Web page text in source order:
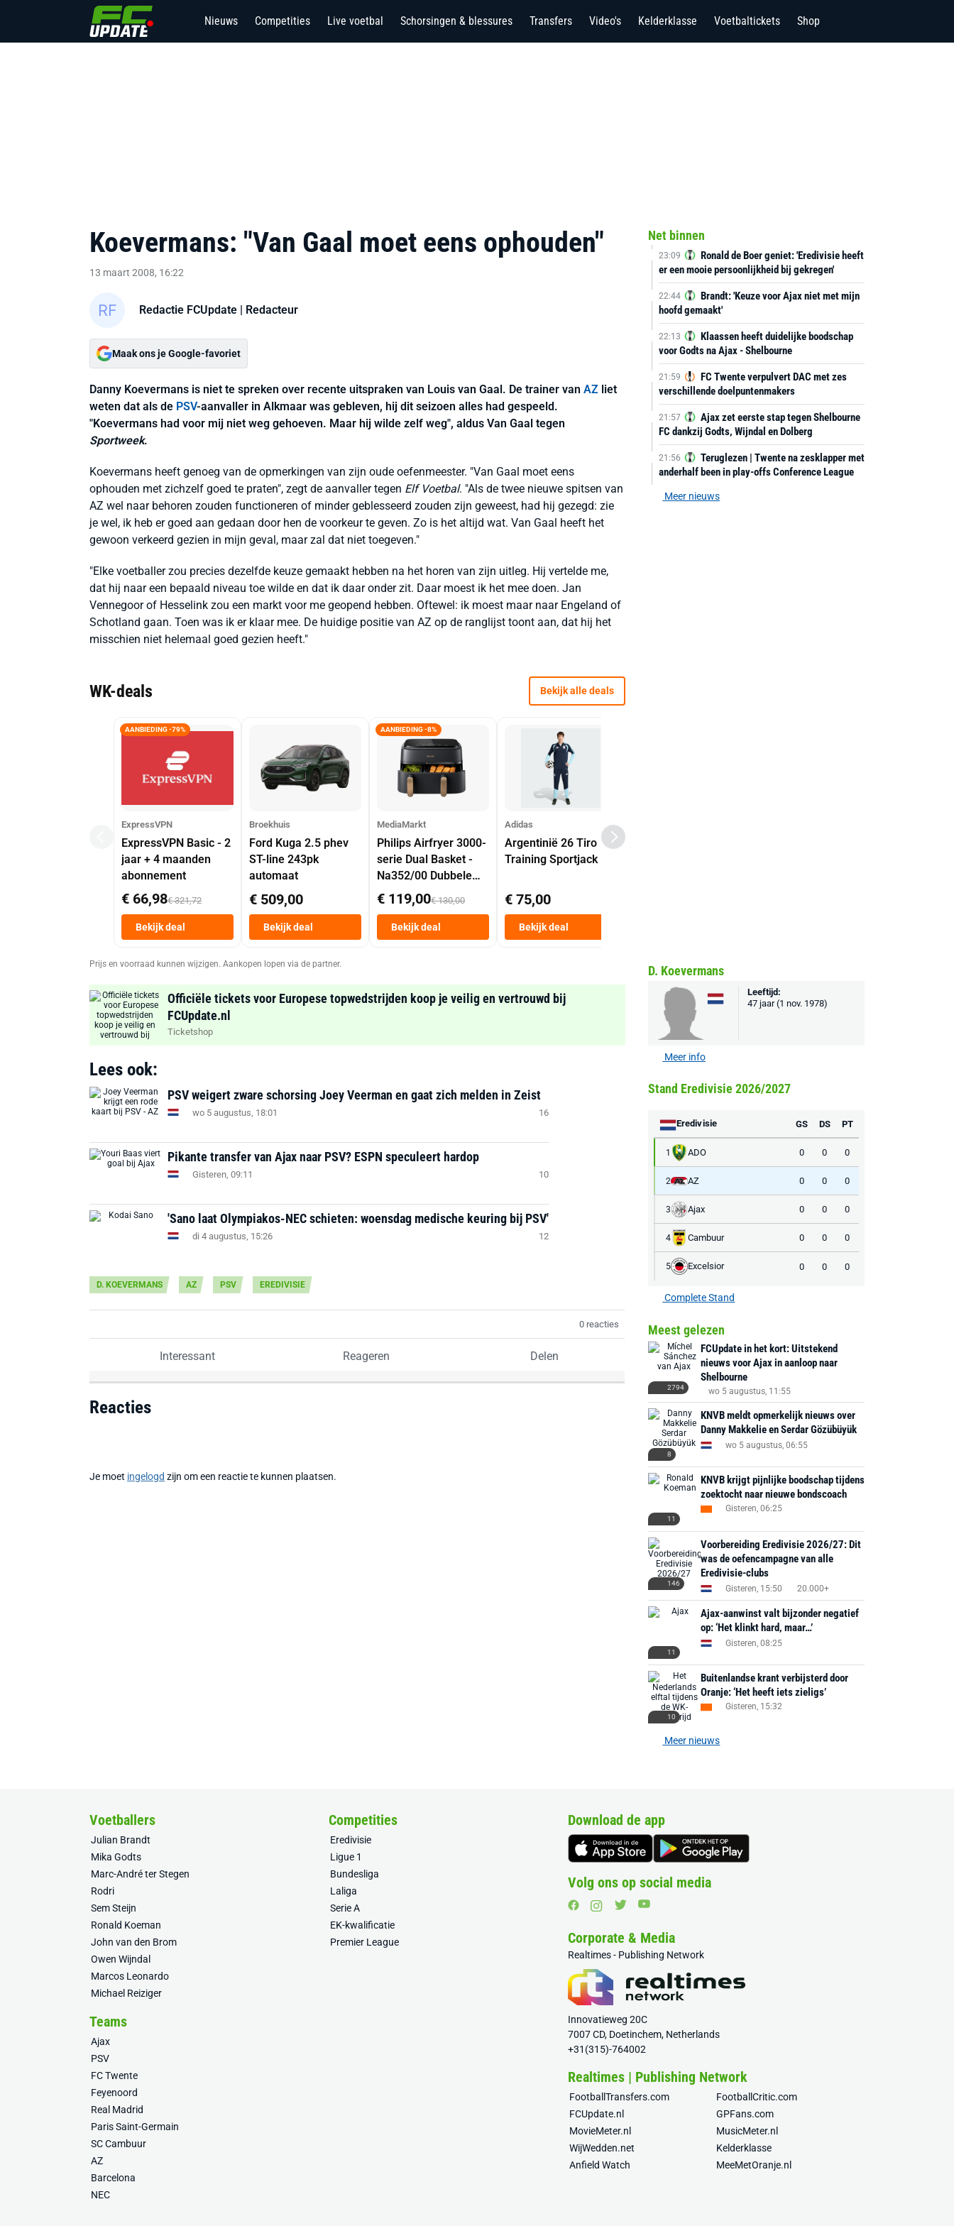
Nieuws Competities Live voetbal Schorsingen & blessures Transfers Video's Kelderklasse Voetbaltickets Shop
Koevermans: "Van Gaal moet eens ophouden"
13 maart 2008, 16:22
Redactie FCUpdate | Redacteur
Maak ons je Google-favoriet
Danny Koevermans is niet te spreken over recente uitspraken van Louis van Gaal. De trainer van AZ liet
weten dat als de PSV-aanvaller in Alkmaar was gebleven, hij dit seizoen alles had gespeeld.
"Koevermans had voor mij niet weg gehoeven. Maar hij wilde zelf weg", aldus Van Gaal tegen
Sportweek.
Koevermans heeft genoeg van de opmerkingen van zijn oude oefenmeester. "Van Gaal moet eens
ophouden met zichzelf goed te praten", zegt de aanvaller tegen Elf Voetbal. "Als de twee nieuwe spitsen van
AZ wel naar behoren zouden functioneren of minder geblesseerd zouden zijn geweest, had hij gezegd: zie
je wel, ik heb er goed aan gedaan door hen de voorkeur te geven. Zo is het altijd wat. Van Gaal heeft het
gewoon verkeerd gezien in mijn geval, maar zal dat niet toegeven."
"Elke voetballer zou precies dezelfde keuze gemaakt hebben na het horen van zijn uitleg. Hij vertelde me,
dat hij naar een bepaald niveau toe wilde en dat ik daar onder zit. Daar moest ik het mee doen. Jan
Vennegoor of Hesselink zou een markt voor me geopend hebben. Oftewel: ik moest maar naar Engeland of
Schotland gaan. Toen was ik er klaar mee. De huidige positie van AZ op de ranglijst toont aan, dat hij het
misschien niet helemaal goed gezien heeft."
WK-deals Bekijk alle deals
AANBIEDING -79%
ExpressVPN
ExpressVPN Basic - 2
jaar + 4 maanden
abonnement
€ 66,98€ 321,72
Bekijk deal
Broekhuis
Ford Kuga 2.5 phev
ST-line 243pk
automaat
€ 509,00
Bekijk deal
AANBIEDING -8%
MediaMarkt
Philips Airfryer 3000-
serie Dual Basket -
Na352/00 Dubbele
Mand 9 L Tot 6
Personen
Heteluchtfriteuse
Zwart
€ 119,00€ 130,00
Bekijk deal
Adidas
Argentinië 26 Tiro
Training Sportjack
€ 75,00
Bekijk deal
Prijs en voorraad kunnen wijzigen. Aankopen lopen via de partner.
Officiële tickets voor Europese topwedstrijden koop je veilig en vertrouwd bij
FCUpdate.nl
Ticketshop
Lees ook:
PSV weigert zware schorsing Joey Veerman en gaat zich melden in Zeist
wo 5 augustus, 18:01 16
Pikante transfer van Ajax naar PSV? ESPN speculeert hardop
Gisteren, 09:11 10
'Sano laat Olympiakos-NEC schieten: woensdag medische keuring bij PSV'
di 4 augustus, 15:26 12
D. KOEVERMANS AZ PSV EREDIVISIE
0 reacties
Interessant Reageren Delen
Reacties
Je moet ingelogd zijn om een reactie te kunnen plaatsen.
Net binnen
23:09
Ronald de Boer geniet: 'Eredivisie heeft
er een mooie persoonlijkheid bij gekregen'
22:44
Brandt: 'Keuze voor Ajax niet met mijn
hoofd gemaakt'
22:13
Klaassen heeft duidelijke boodschap
voor Godts na Ajax - Shelbourne
21:59
FC Twente verpulvert DAC met zes
verschillende doelpuntenmakers
21:57
Ajax zet eerste stap tegen Shelbourne
FC dankzij Godts, Wijndal en Dolberg
21:56
Teruglezen | Twente na zesklapper met
anderhalf been in play-offs Conference League
Meer nieuws
D. Koevermans
Leeftijd:
47 jaar (1 nov. 1978)
Meer info
Stand Eredivisie 2026/2027
Eredivisie GS DS PT
1 ADO 0 0 0
2 AZ 0 0 0
3 Ajax 0 0 0
4 Cambuur 0 0 0
5 Excelsior 0 0 0
Complete Stand
Meest gelezen
2794
FCUpdate in het kort: Uitstekend
nieuws voor Ajax in aanloop naar
Shelbourne
wo 5 augustus, 11:55
8
KNVB meldt opmerkelijk nieuws over
Danny Makkelie en Serdar Gözübüyük
wo 5 augustus, 06:55
11
KNVB krijgt pijnlijke boodschap tijdens
zoektocht naar nieuwe bondscoach
Gisteren, 06:25
146
Voorbereiding Eredivisie 2026/27: Dit
was de oefencampagne van alle
Eredivisie-clubs
Gisteren, 15:50 20.000+
11
Ajax-aanwinst valt bijzonder negatief
op: ‘Het klinkt hard, maar…’
Gisteren, 08:25
10
Buitenlandse krant verbijsterd door
Oranje: ‘Het heeft iets zieligs’
Gisteren, 15:32
Meer nieuws
Voetballers
Julian Brandt
Mika Godts
Marc-André ter Stegen
Rodri
Sem Steijn
Ronald Koeman
John van den Brom
Owen Wijndal
Marcos Leonardo
Michael Reiziger
Competities
Eredivisie
Ligue 1
Bundesliga
Laliga
Serie A
EK-kwalificatie
Premier League
Teams
Ajax
PSV
FC Twente
Feyenoord
Real Madrid
Paris Saint-Germain
SC Cambuur
AZ
Barcelona
NEC
Download de app
Volg ons op social media
Corporate & Media
Realtimes - Publishing Network
Innovatieweg 20C
7007 CD, Doetinchem, Netherlands
+31(315)-764002
Realtimes | Publishing Network
FootballTransfers.com
FootballCritic.com
FCUpdate.nl
GPFans.com
MovieMeter.nl
MusicMeter.nl
WijWedden.net
Kelderklasse
Anfield Watch
MeeMetOranje.nl